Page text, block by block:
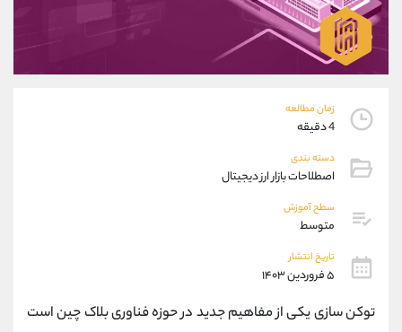
زمان مطالعه
4 دقیقه
دسته بندی
اصطلاحات بازار ارز دیجیتال
سطح آموزش
متوسط
تاریخ انتشار
۵ فروردین ۱۴۰۳
توکن سازی یکی از مفاهیم جدید در حوزه فناوری بلاک چین است
واتساپ شروع گفتگو
تلگرام
104
پشتیبان فروش
واتساپ
داخلی
اطلاعات تماس (دفتر فروش)
تلفن 021-22021040